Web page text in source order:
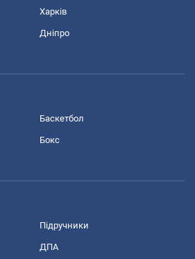
Харків
Дніпро
Баскетбол
Бокс
Підручники
ДПА